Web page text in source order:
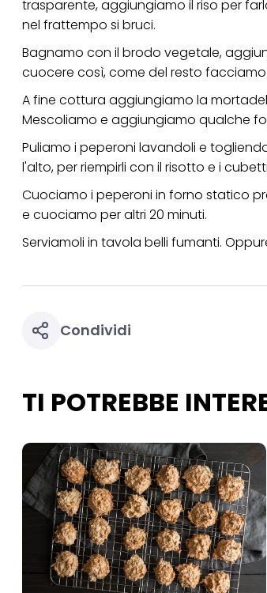
trasparente, aggiungiamo il riso per
nel frattempo si bruci.
Bagnamo con il brodo vegetale,
cuocere così, come del resto
A fine cottura aggiungiamo la
Mescoliamo e aggiungiamo qualche
Puliamo i peperoni lavandoli e
l'alto, per riempirli con il risotto e i
Cuociamo i peperoni in forno statico
e cuociamo per altri 20 minuti.
Serviamoli in tavola belli fumanti.
Condividi
TI POTREBBE